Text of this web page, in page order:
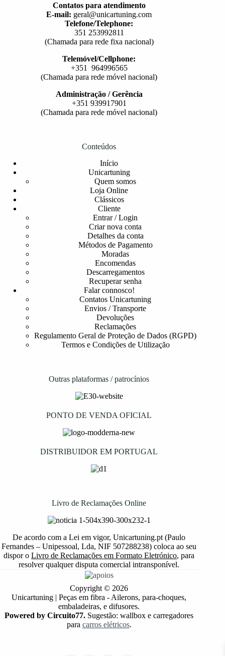
Contatos para atendimento
E-mail: geral@unicartuning.com
Telefone/Telephone:
351 253992811
(Chamada para rede fixa nacional)
Telemóvel/Cellphone:
+351 964996565
(Chamada para rede móvel nacional)
Administração / Gerência
+351 939917901
(Chamada para rede móvel nacional)
Conteúdos
Início
Unicartuning
Quem somos
Loja Online
Clássicos
Cliente
Entrar / Login
Criar nova conta
Detalhes da conta
Métodos de Pagamento
Moradas
Encomendas
Descarregamentos
Recuperar senha
Falar connosco!
Contatos Unicartuning
Envios / Transporte
Devoluções
Reclamações
Regulamento Geral de Proteção de Dados (RGPD)
Termos e Condições de Utilização
Outras plataformas / patrocínios
PONTO DE VENDA OFICIAL
DISTRIBUIDOR EM PORTUGAL
Livro de Reclamações Online
De acordo com a Lei em vigor, Unicartuning.pt (Paulo
Fernandes – Unipessoal, Lda, NIF 507288238) coloca ao seu
dispor oLivro de Reclamações em Formato Eletrónico, para
resolver qualquer disputa comercial intransponível.
Copyright © 2026
Unicartuning | Peças em fibra - Ailerons, para-choques,
embaladeiras, e difusores.
Powered by Circuito77. Sugestão: wallbox e carregadores
para carros elétricos.